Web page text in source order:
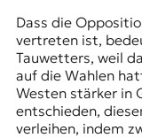
Dass die
vertreten ist,
Tauwetters, weil
auf die Wahlen
Westen stärker in
entschieden,
verleihen, indem